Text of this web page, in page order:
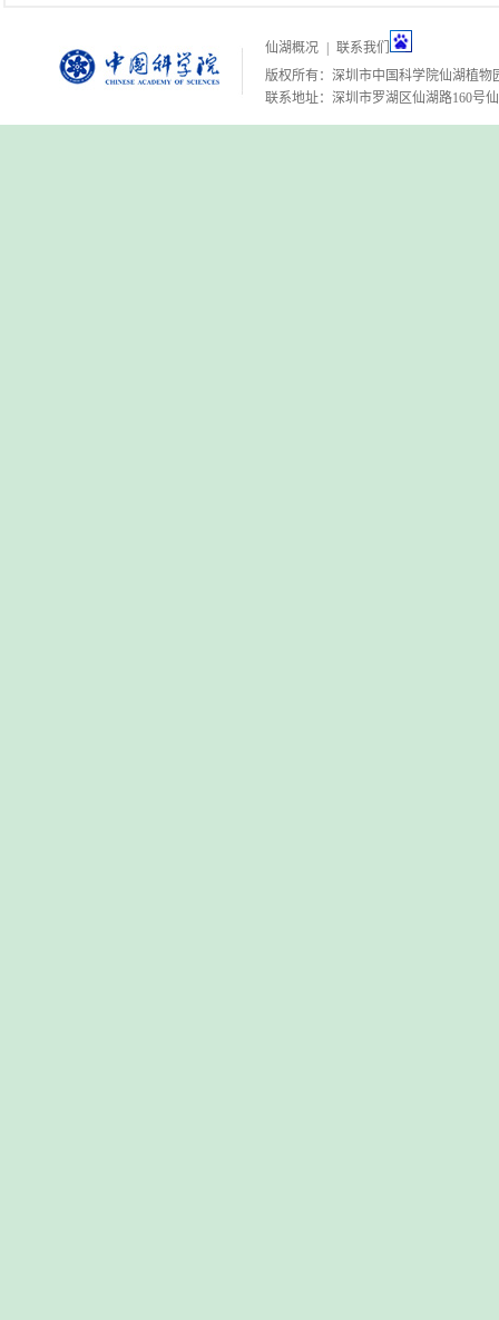
仙湖概况
联系我们
版权所有：深圳市中国科学院仙湖植物
联系地址：深圳市罗湖区仙湖路160号仙